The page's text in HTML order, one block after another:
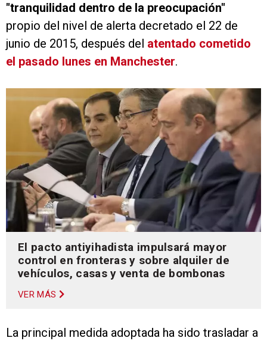
"tranquilidad dentro de la preocupación"
propio del nivel de alerta decretado el 22 de
junio de 2015, después del atentado cometido
el pasado lunes en Manchester.
El pacto antiyihadista impulsará mayor
control en fronteras y sobre alquiler de
vehículos, casas y venta de bombonas
VER MÁS
La principal medida adoptada ha sido trasladar a